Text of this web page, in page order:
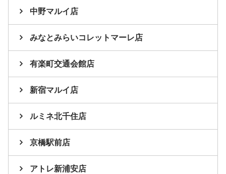
中野マルイ店
みなとみらいコレットマーレ店
有楽町交通会館店
新宿マルイ店
ルミネ北千住店
京橋駅前店
アトレ新浦安店